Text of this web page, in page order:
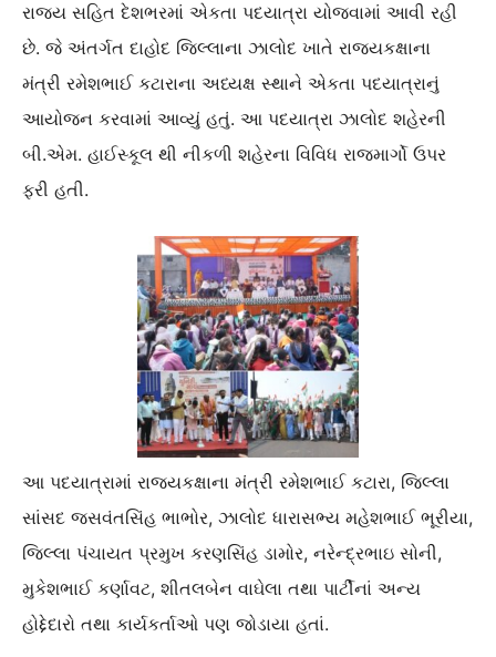
રાજ્ય સહિત દેશભરમાં એકતા પદયાત્રા યોજવામાં આવી રહી
છે. જે અંતર્ગત દાહોદ જિલ્લાના ઝાલોદ ખાતે રાજ્યકક્ષાના
મંત્રી રમેશભાઈ કટારાના અધ્યક્ષ સ્થાને એકતા પદયાત્રાનું
આયોજન કરવામાં આવ્યું હતું. આ પદયાત્રા ઝાલોદ શહેરની
બી.એમ. હાઈસ્કૂલ થી નીકળી શહેરના વિવિધ રાજમાર્ગો ઉપર
ફરી હતી.
આ પદયાત્રામાં રાજ્યકક્ષાના મંત્રી રમેશભાઈ કટારા, જિલ્લા
સાંસદ જસવંતસિંહ ભાભોર, ઝાલોદ ધારાસભ્ય મહેશભાઈ ભૂરીયા,
જિલ્લા પંચાયત પ્રમુખ કરણસિંહ ડામોર, નરેન્દ્રભાઇ સોની,
મુકેશભાઈ કર્ણાવટ, શીતલબેન વાઘેલા તથા પાર્ટીનાં અન્ય
હોદ્દેદારો તથા કાર્યકર્તાઓ પણ જોડાયા હતાં.